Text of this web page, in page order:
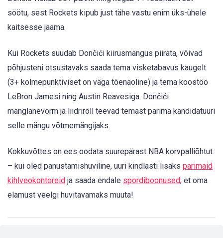
söötu, sest Rockets kipub just tähe vastu enim üks-ühele
kaitsesse jääma.
Kui Rockets suudab Dončići kiirusmängus piirata, võivad
põhjusteni otsustavaks saada tema visketabavus kaugelt
(3+ kolmepunktiviset on väga tõenäoline) ja tema koostöö
LeBron Jamesi ning Austin Reavesiga. Dončići
mänglanevorm ja liidriroll teevad temast parima kandidatuuri
selle mängu võtmemängijaks.
Kokkuvõttes on ees oodata suurepärast NBA korvpalliõhtut
– kui oled panustamishuviline, uuri kindlasti lisaks parimaid
kihlveokontoreid ja saada endale spordiboonused, et oma
elamust veelgi huvitavamaks muuta!